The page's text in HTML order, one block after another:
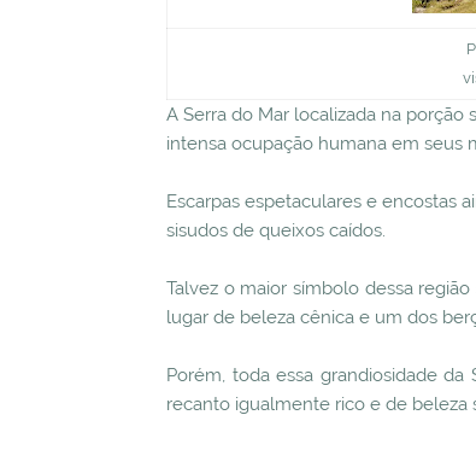
A Serra do Mar localizada na
intensa ocupação humana em seus
Escarpas espetaculares e encostas
sisudos de queixos caídos.
Talvez o maior símbolo dessa
lugar de beleza cênica e um dos
Porém, toda essa grandiosidade
recanto igualmente rico e de beleza